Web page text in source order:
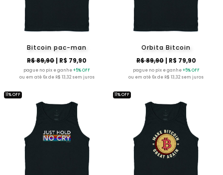
Bitcoin pac-man
R$ 89,90| R$ 79,90
pague no pix e ganhe+5% OFF
ou em até 6x de R$ 13,32 sem juros
Orbita Bitcoin
R$ 89,90| R$ 79,90
pague no pix e ganhe+5% OFF
ou em até 6x de R$ 13,32 sem juros
11% OFF 11% OFF